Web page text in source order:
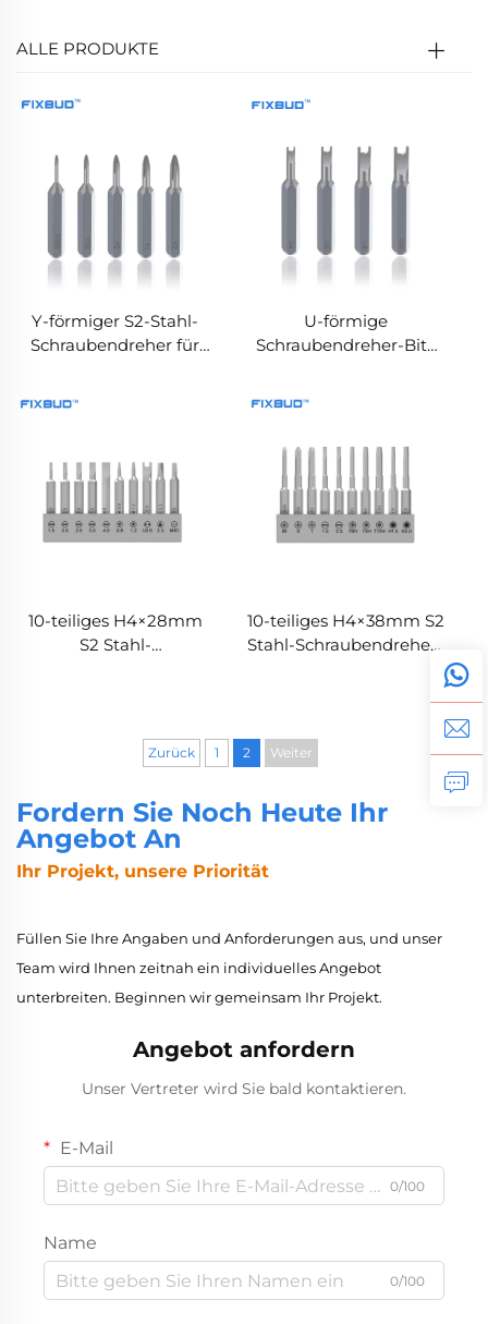
ALLE PRODUKTE
Y-förmiger S2-Stahl-
Schraubendreher für
U-förmige
Schraubendreher-Bits
10-teiliges H4×28mm
S2 Stahl-
10-teiliges H4×38mm S2
Stahl-Schraubendreher-
Zurück 1 2 Weiter
Fordern Sie Noch Heute Ihr
Angebot An
Ihr Projekt, unsere Priorität
Füllen Sie Ihre Angaben und Anforderungen aus, und unser
Team wird Ihnen zeitnah ein individuelles Angebot
unterbreiten. Beginnen wir gemeinsam Ihr Projekt.
Angebot anfordern
Unser Vertreter wird Sie bald kontaktieren.
E-Mail
0/100
Name
0/100